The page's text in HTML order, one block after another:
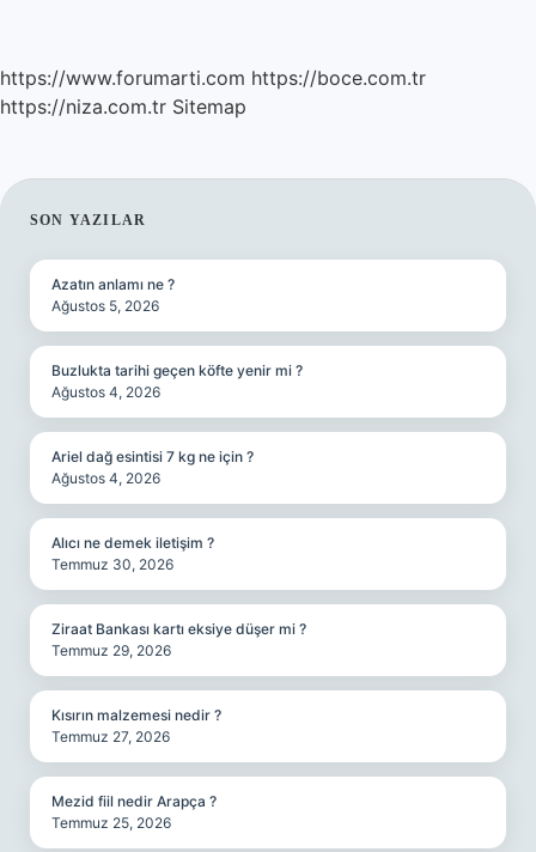
https://www.forumarti.com https://boce.com.tr
https://niza.com.tr Sitemap
SIDEBAR
SON YAZILAR
Azatın anlamı ne ?
Ağustos 5, 2026
Buzlukta tarihi geçen köfte yenir mi ?
Ağustos 4, 2026
Ariel dağ esintisi 7 kg ne için ?
Ağustos 4, 2026
Alıcı ne demek iletişim ?
Temmuz 30, 2026
Ziraat Bankası kartı eksiye düşer mi ?
Temmuz 29, 2026
Kısırın malzemesi nedir ?
Temmuz 27, 2026
Mezid fiil nedir Arapça ?
Temmuz 25, 2026